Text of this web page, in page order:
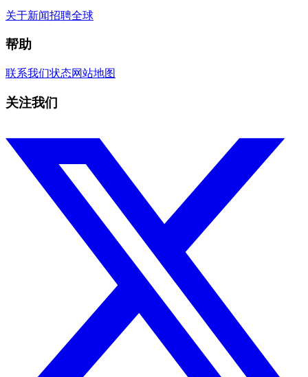
关于新闻招聘全球
帮助
联系我们状态网站地图
关注我们